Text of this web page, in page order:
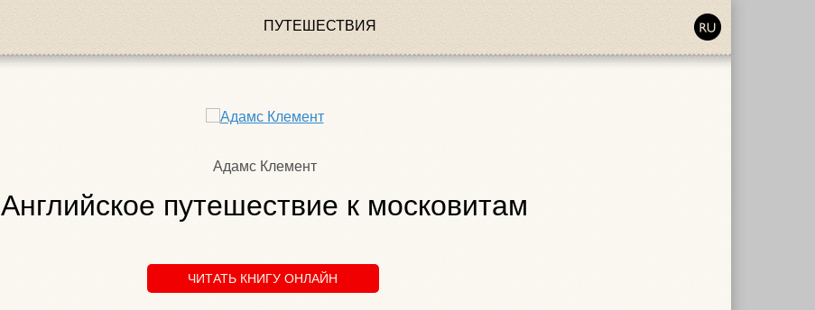
ПУТЕШЕСТВИЯ
Адамс Клемент
Английское путешествие к московитам
ЧИТАТЬ КНИГУ ОНЛАЙН